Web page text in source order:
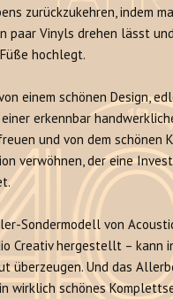
zurückzukehren, indem
paar Vinyls drehen lässt
hochlegt.
einem schönen Design,
erkennbar
und von dem schönen
verwöhnen, der eine
Sondermodell von
Creativ hergestellt – kann
überzeugen. Und das
wirklich schönes